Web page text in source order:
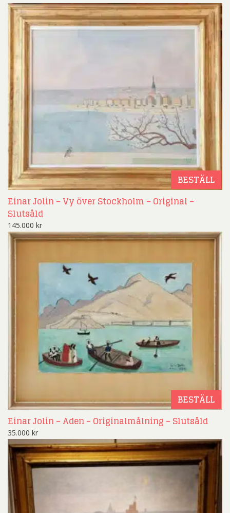
BESTÄLL
Einar Jolin – Vy över Stockholm – Original –
Slutsåld
145.000 kr
BESTÄLL
Einar Jolin – Aden – Originalmålning – Slutsåld
35.000 kr